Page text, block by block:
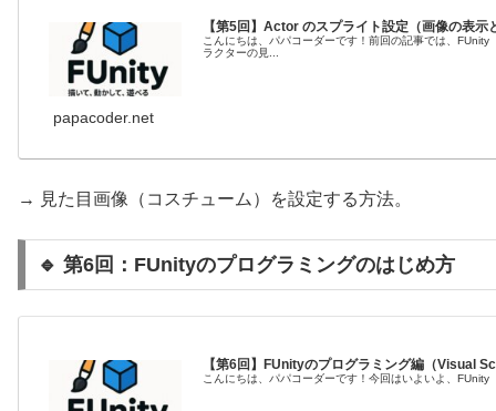
【第5回】Actor のスプライト設定（画像の表示
こんにちは、パパコーダーです！前回の記事では、
ラクターの見...
papacoder.net
→ 見た目画像（コスチューム）を設定する方法。
🔹 第6回：FUnityのプログラミングのはじめ方
【第6回】FUnityのプログラミング編（Visual
こんにちは、パパコーダーです！今回はいよいよ、